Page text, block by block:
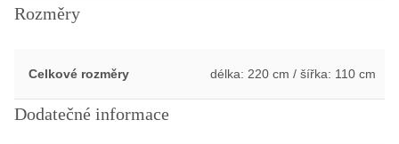
Rozměry
Celkové rozměry délka: 220 cm / šířka: 110 cm
Dodatečné informace